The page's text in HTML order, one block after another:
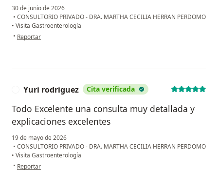
30 de junio de 2026
• CONSULTORIO PRIVADO - DRA. MARTHA CECILIA HERRAN PERDOMO
• Visita Gastroenterología
• en opinión del usuario Roberto Galvis Londoño
Reportar
Yuri rodriguez Cita verificada
Todo Excelente una consulta muy detallada y
explicaciones excelentes
19 de mayo de 2026
• CONSULTORIO PRIVADO - DRA. MARTHA CECILIA HERRAN PERDOMO
• Visita Gastroenterología
• en opinión del usuario Yuri rodriguez
Reportar